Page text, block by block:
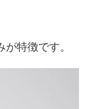
特徴です。